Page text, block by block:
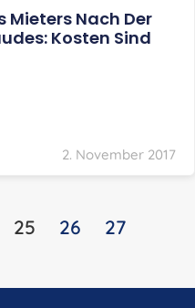
Mieters Nach Der
Kosten Sind
2. November 2017
25 26 27